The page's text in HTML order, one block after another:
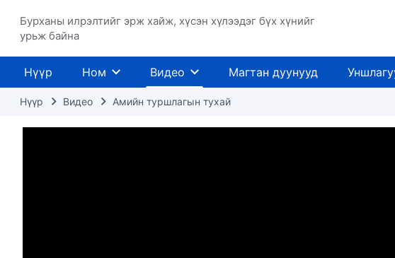
Бурханы илрэлтийг эрж хайж, хүсэн хүлээдэг бүх хүнийг
урьж байна
Нүүр Ном Видео Магтан дуунууд
Нүүр Видео Амийн туршлагын тухай